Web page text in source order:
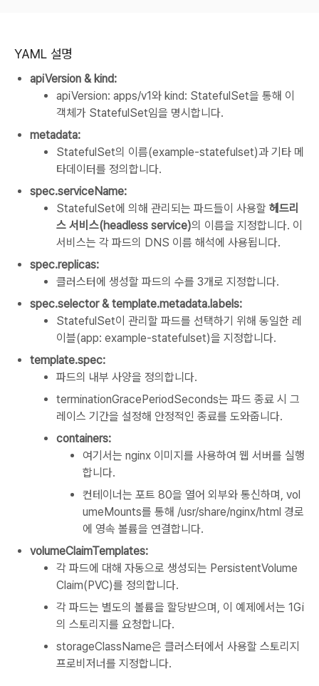
YAML 설명
apiVersion & kind:
apiVersion: apps/v1와 kind: StatefulSet을 통해 이
객체가 StatefulSet임을 명시합니다.
metadata:
StatefulSet의 이름(example-statefulset)과 기타 메
타데이터를 정의합니다.
spec.serviceName:
StatefulSet에 의해 관리되는 파드들이 사용할 헤드리
스 서비스(headless service)의 이름을 지정합니다. 이
서비스는 각 파드의 DNS 이름 해석에 사용됩니다.
spec.replicas:
클러스터에 생성할 파드의 수를 3개로 지정합니다.
spec.selector & template.metadata.labels:
StatefulSet이 관리할 파드를 선택하기 위해 동일한 레
이블(app: example-statefulset)을 지정합니다.
template.spec:
파드의 내부 사양을 정의합니다.
terminationGracePeriodSeconds는 파드 종료 시 그
레이스 기간을 설정해 안정적인 종료를 도와줍니다.
containers:
여기서는 nginx 이미지를 사용하여 웹 서버를 실행
합니다.
컨테이너는 포트 80을 열어 외부와 통신하며, vol
umeMounts를 통해 /usr/share/nginx/html 경로
에 영속 볼륨을 연결합니다.
volumeClaimTemplates:
각 파드에 대해 자동으로 생성되는 PersistentVolume
Claim(PVC)를 정의합니다.
각 파드는 별도의 볼륨을 할당받으며, 이 예제에서는 1Gi
의 스토리지를 요청합니다.
storageClassName은 클러스터에서 사용할 스토리지
프로비저너를 지정합니다.